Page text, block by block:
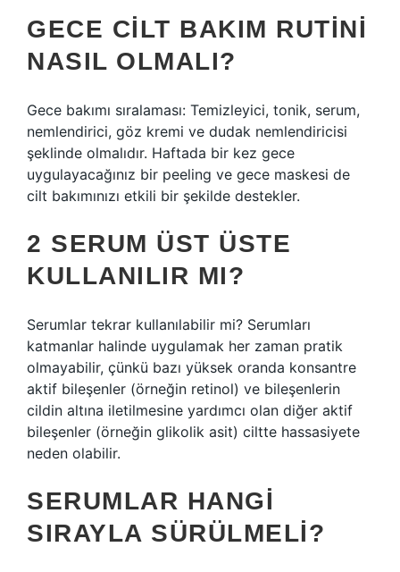
GECE CILT BAKIM RUTINI
NASIL OLMALI?
Gece bakımı sıralaması: Temizleyici, tonik, serum,
nemlendirici, göz kremi ve dudak nemlendiricisi
şeklinde olmalıdır. Haftada bir kez gece
uygulayacağınız bir peeling ve gece maskesi de
cilt bakımınızı etkili bir şekilde destekler.
2 SERUM ÜST ÜSTE
KULLANILIR MI?
Serumlar tekrar kullanılabilir mi? Serumları
katmanlar halinde uygulamak her zaman pratik
olmayabilir, çünkü bazı yüksek oranda konsantre
aktif bileşenler (örneğin retinol) ve bileşenlerin
cildin altına iletilmesine yardımcı olan diğer aktif
bileşenler (örneğin glikolik asit) ciltte hassasiyete
neden olabilir.
SERUMLAR HANGI
SIRAYLA SÜRÜLMELI?